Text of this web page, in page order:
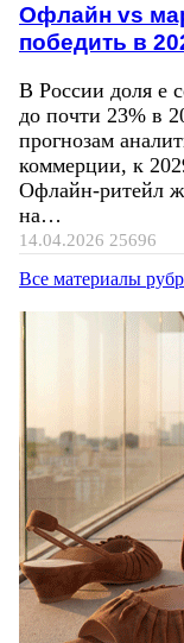
Офлайн vs
победить в
В России доля e
до почти 23% в
прогнозам
коммерции, к
Офлайн-ритейл
на…
14.04.2026 25696
Все материалы